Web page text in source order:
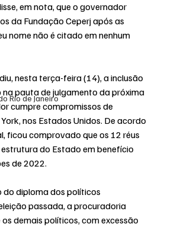
Rio de Janeiro
em nota, que o governador
da Fundação Ceperj após as
nome não é citado em nenhum
nesta terça-feira (14), a inclusão
na pauta de julgamento da próxima
cumpre compromissos de
nos Estados Unidos. De acordo
ficou comprovado que os 12 réus
do Estado em benefício
de 2022.
do diploma dos políticos
passada, a procuradoria
demais políticos, com excessão